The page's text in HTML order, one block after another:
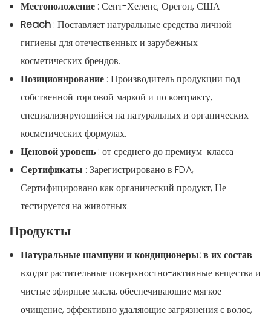
Местоположение : Сент-Хеленс, Орегон, США
Reach : Поставляет натуральные средства личной
гигиены для отечественных и зарубежных
косметических брендов.
Позиционирование : Производитель продукции под
собственной торговой маркой и по контракту,
специализирующийся на натуральных и органических
косметических формулах.
Ценовой уровень : от среднего до премиум-класса
Сертификаты : Зарегистрировано в FDA,
Сертифицировано как органический продукт, Не
тестируется на животных.
Продукты
Натуральные шампуни и кондиционеры: в их состав
входят растительные поверхностно-активные вещества и
чистые эфирные масла, обеспечивающие мягкое
очищение, эффективно удаляющие загрязнения с волос,